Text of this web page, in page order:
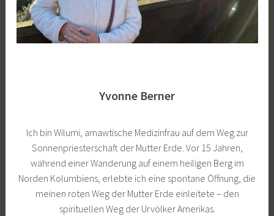
Yvonne Berner
Ich bin Wilumi, amawtische Medizinfrau auf dem Weg zur
Sonnenpriesterschaft der Mutter Erde. Vor 15 Jahren,
während einer Wanderung auf einem heiligen Berg im
Norden Kolumbiens, erlebte ich eine spontane Öffnung, die
meinen roten Weg der Mutter Erde einleitete – den
spirituellen Weg der Urvölker Amerikas.